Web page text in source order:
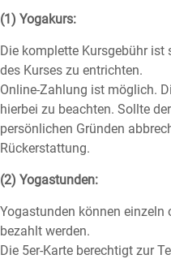
(1) Yogakurs:
Die komplette Kursgebühr ist
des Kurses zu entrichten.
Online-Zahlung ist möglich.
hierbei zu beachten. Sollte
persönlichen Gründen
Rückerstattung.
(2) Yogastunden:
Yogastunden können einzeln
bezahlt werden.
Die 5er-Karte berechtigt zur